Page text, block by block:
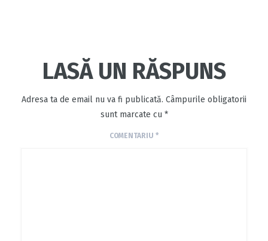
LASĂ UN RĂSPUNS
Adresa ta de email nu va fi publicată. Câmpurile obligatorii
sunt marcate cu *
COMENTARIU *